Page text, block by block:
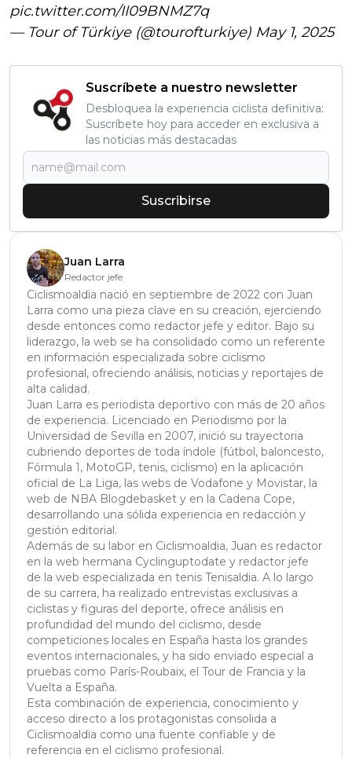
pic.twitter.com/II09BNMZ7q
— Tour of Türkiye (@tourofturkiye) May 1, 2025
Suscríbete a nuestro newsletter
Desbloquea la experiencia ciclista definitiva:
Suscríbete hoy para acceder en exclusiva a
las noticias más destacadas
Suscribirse
Juan Larra
Redactor jefe
Ciclismoaldia nació en septiembre de 2022 con Juan
Larra como una pieza clave en su creación, ejerciendo
desde entonces como redactor jefe y editor. Bajo su
liderazgo, la web se ha consolidado como un referente
en información especializada sobre ciclismo
profesional, ofreciendo análisis, noticias y reportajes de
alta calidad.
Juan Larra es periodista deportivo con más de 20 años
de experiencia. Licenciado en Periodismo por la
Universidad de Sevilla en 2007, inició su trayectoria
cubriendo deportes de toda índole (fútbol, baloncesto,
Fórmula 1, MotoGP, tenis, ciclismo) en la aplicación
oficial de La Liga, las webs de Vodafone y Movistar, la
web de NBA Blogdebasket y en la Cadena Cope,
desarrollando una sólida experiencia en redacción y
gestión editorial.
Además de su labor en Ciclismoaldia, Juan es redactor
en la web hermana Cyclinguptodate y redactor jefe
de la web especializada en tenis Tenisaldia. A lo largo
de su carrera, ha realizado entrevistas exclusivas a
ciclistas y figuras del deporte, ofrece análisis en
profundidad del mundo del ciclismo, desde
competiciones locales en España hasta los grandes
eventos internacionales, y ha sido enviado especial a
pruebas como París-Roubaix, el Tour de Francia y la
Vuelta a España.
Esta combinación de experiencia, conocimiento y
acceso directo a los protagonistas consolida a
Ciclismoaldia como una fuente confiable y de
referencia en el ciclismo profesional.